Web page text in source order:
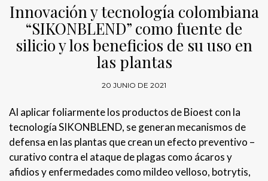
Innovación y tecnología colombiana
“SIKONBLEND” como fuente de
silicio y los beneficios de su uso en
las plantas
20 JUNIO DE 2021
Al aplicar foliarmente los productos de Bioest con la
tecnología SIKONBLEND, se generan mecanismos de
defensa en las plantas que crean un efecto preventivo –
curativo contra el ataque de plagas como ácaros y
afidios y enfermedades como mildeo velloso, botrytis,